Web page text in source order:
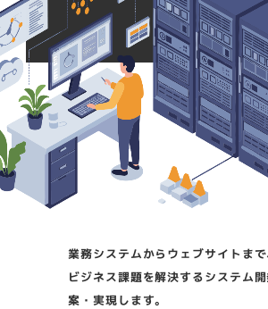
業務システムからウェブサイトま
ビジネス課題を解決するシステム
案・実現します。